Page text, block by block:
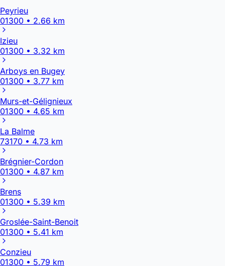
Peyrieu
01300 • 2.66 km
Izieu
01300 • 3.32 km
Arboys en Bugey
01300 • 3.77 km
Murs-et-Gélignieux
01300 • 4.65 km
La Balme
73170 • 4.73 km
Brégnier-Cordon
01300 • 4.87 km
Brens
01300 • 5.39 km
Groslée-Saint-Benoit
01300 • 5.41 km
Conzieu
01300 • 5.79 km